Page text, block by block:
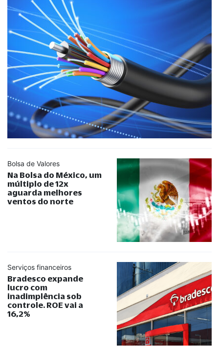
Bolsa de Valores
Na Bolsa do México, um
múltiplo de 12x
aguarda melhores
ventos do norte
Serviços financeiros
Bradesco expande
lucro com
inadimplência sob
controle. ROE vai a
16,2%